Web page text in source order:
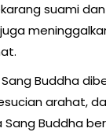
suami
Buddha
arahat,
Buddha